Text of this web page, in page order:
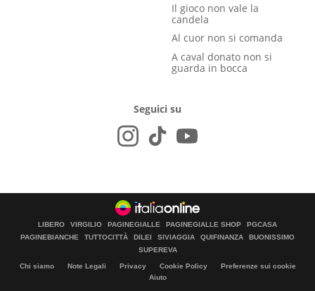
Il gioco non vale la
candela
Al cuor non si comanda
A caval donato non si
guarda in bocca
Seguici su
LIBERO VIRGILIO PAGINEGIALLE PAGINEGIALLE SHOP
PGCASA
PAGINEBIANCHE
TUTTOCITTÀ DILEI SIVIAGGIA QUIFINANZA
BUONISSIMO
SUPEREVA
Chi siamo Note Legali Privacy Cookie Policy
Preferenze sui cookie
Aiuto